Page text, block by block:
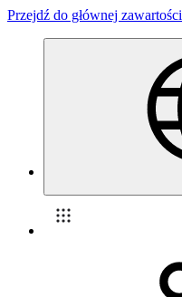
Przejdź do głównej zawartości